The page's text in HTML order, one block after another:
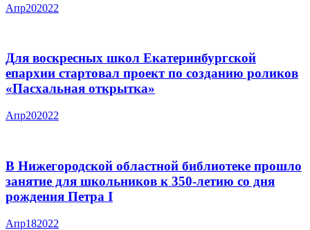
Апр202022
Для воскресных школ Екатеринбургской
епархии стартовал проект по созданию роликов
«Пасхальная открытка»
Апр202022
В Нижегородской областной библиотеке прошло
занятие для школьников к 350-летию со дня
рождения Петра I
Апр182022